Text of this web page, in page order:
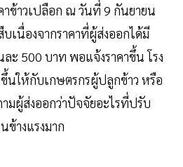
าข้าวเปลือก ณ วันที่ 9 กันยายน
เนื่องจากราคาที่ผู้ส่งออกได้มี
ละ 500 บาท พอแจ้งราคาขึ้น โรง
นให้กับเกษตรกรผู้ปลูกข้าว หรือ
มผู้ส่งออกว่าปัจจัยอะไรที่ปรับ
ข้างแรงมาก